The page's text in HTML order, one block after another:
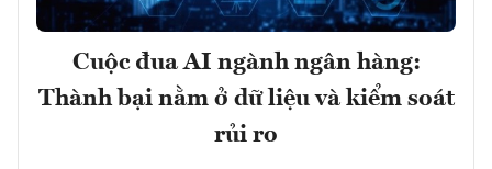
Cuộc đua AI ngành ngân hàng:
Thành bại nằm ở dữ liệu và kiểm soát
rủi ro